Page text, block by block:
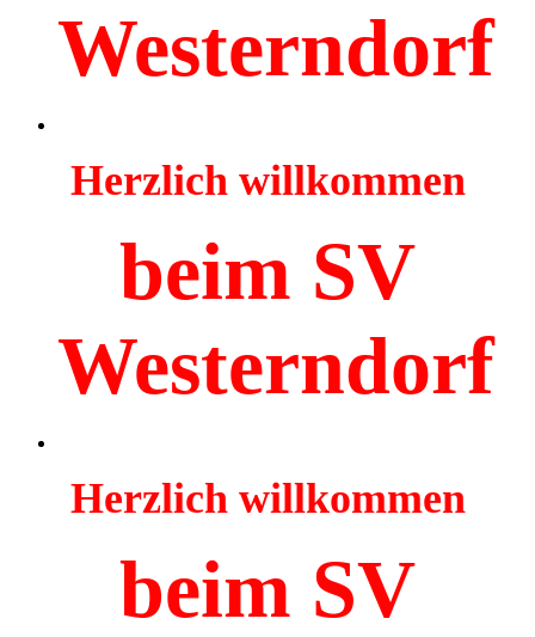
Westerndorf
Herzlich willkommen
beim SV
Westerndorf
Herzlich willkommen
beim SV